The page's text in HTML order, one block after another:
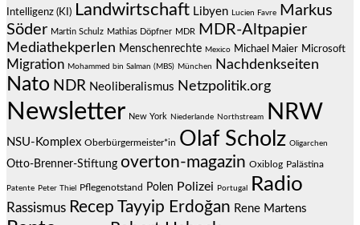
Intelligenz (KI) Landwirtschaft Libyen Lucien Favre
Markus
Söder Martin Schulz Mathias Döpfner MDR MDR-Altpapier
Mediathekperlen Menschenrechte Mexico Michael Maier Microsoft
Migration Mohammed bin Salman (MBS) München Nachdenkseiten
Nato NDR Neoliberalismus Netzpolitik.org
Newsletter New York Niederlande Northstream NRW
NSU-Komplex Oberbürgermeister*in Olaf Scholz Oligarchen
Otto-Brenner-Stiftung overton-magazin Oxiblog Palästina
Patente Peter Thiel Pflegenotstand Polen Polizei Portugal Radio
Rassismus Recep Tayyip Erdoğan Rene Martens